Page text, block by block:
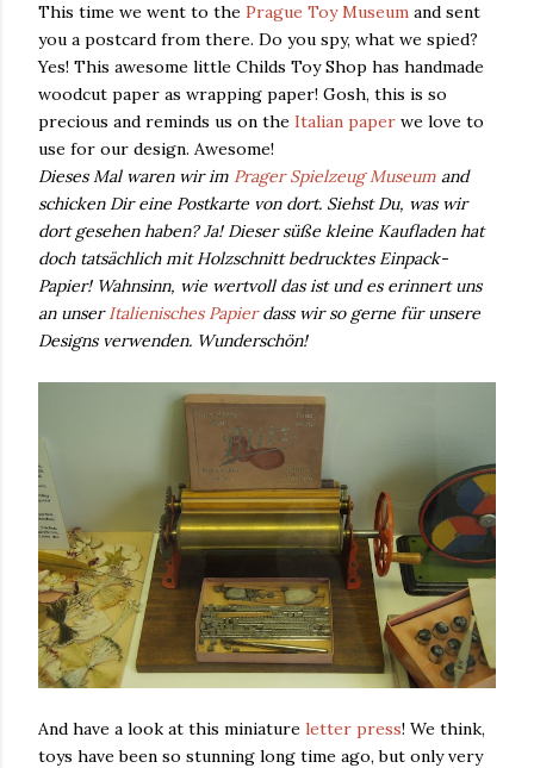
This time we went to the Prague Toy Museum and sent
you a postcard from there. Do you spy, what we spied?
Yes! This awesome little Childs Toy Shop has handmade
woodcut paper as wrapping paper! Gosh, this is so
precious and reminds us on the Italian paper we love to
use for our design. Awesome!
Dieses Mal waren wir im Prager Spielzeug Museum and
schicken Dir eine Postkarte von dort. Siehst Du, was wir
dort gesehen haben? Ja! Dieser süße kleine Kaufladen hat
doch tatsächlich mit Holzschnitt bedrucktes Einpack-
Papier! Wahnsinn, wie wertvoll das ist und es erinnert uns
an unserItalienisches Papierdass wir so gerne für unsere
Designs verwenden. Wunderschön!
And have a look at this miniature letter press! We think,
toys have been so stunning long time ago, but only very